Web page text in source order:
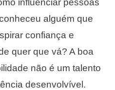
influenciar pessoas
alguém que
confiança e
quer que vá? A boa
não é um talento
desenvolvível.